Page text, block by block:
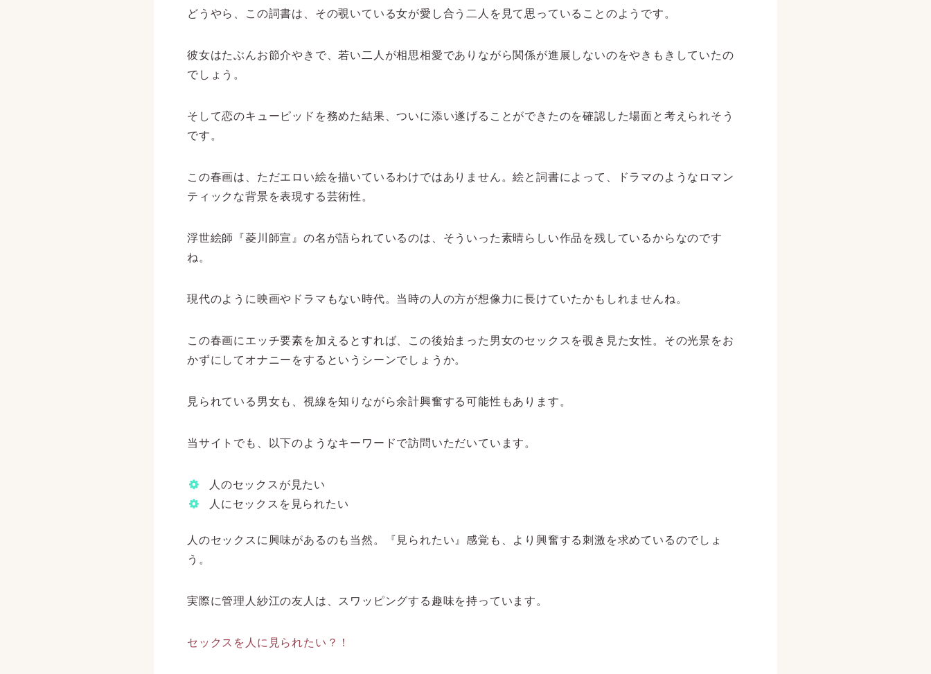
どうやら、この詞書は、その覗いている女が愛し合う二人を見て思っていることのようです。
彼女はたぶんお節介やきで、若い二人が相思相愛でありながら関係が進展しないのをやきもきしていたの
でしょう。
そして恋のキューピッドを務めた結果、ついに添い遂げることができたのを確認した場面と考えられそう
です。
この春画は、ただエロい絵を描いているわけではありません。絵と詞書によって、ドラマのようなロマン
ティックな背景を表現する芸術性。
浮世絵師『菱川師宣』の名が語られているのは、そういった素晴らしい作品を残しているからなのです
ね。
現代のように映画やドラマもない時代。当時の人の方が想像力に長けていたかもしれませんね。
この春画にエッチ要素を加えるとすれば、この後始まった男女のセックスを覗き見た女性。その光景をお
かずにしてオナニーをするというシーンでしょうか。
見られている男女も、視線を知りながら余計興奮する可能性もあります。
当サイトでも、以下のようなキーワードで訪問いただいています。
人のセックスが見たい
人にセックスを見られたい
人のセックスに興味があるのも当然。『見られたい』感覚も、より興奮する刺激を求めているのでしょ
う。
実際に管理人紗江の友人は、スワッピングする趣味を持っています。
セックスを人に見られたい？！